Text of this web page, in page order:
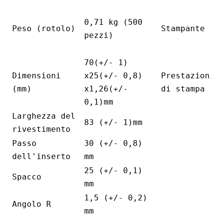
Peso (rotolo)
0,71 kg (500
pezzi)
Stampante
Dimensioni
(mm)
70(+/- 1)
x25(+/- 0,8)
x1,26(+/-
0,1)mm
Prestazioni
di stampa
Larghezza del
rivestimento
83 (+/- 1)mm
Passo
dell'inserto
30 (+/- 0,8)
mm
Spacco
25 (+/- 0,1)
mm
Angolo R
1,5 (+/- 0,2)
mm